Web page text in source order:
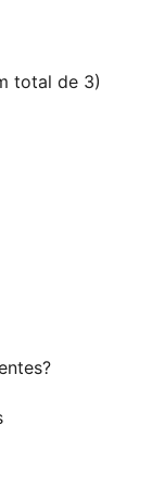
total de 3)